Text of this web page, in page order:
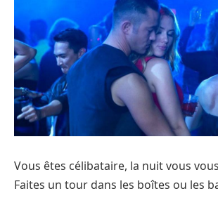
Vous êtes célibataire, la nuit vous
Faites un tour dans les boîtes ou les